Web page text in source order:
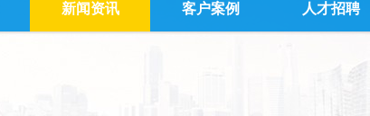
新闻资讯 客户案例 人才招聘